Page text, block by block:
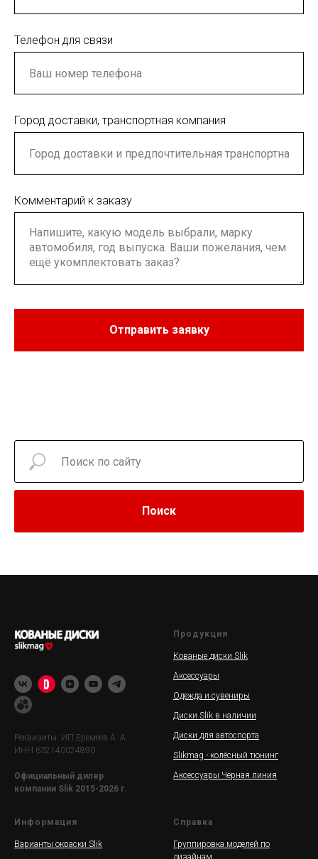
Телефон для связи
Город доставки, транспортная компания
Комментарий к заказу
Отправить заявку
Поиск
Реквизиты: ИП Еремеев А. А.
ИНН 632140024890
Официальный дилер
компании Slik 2015-2026 г.
Продукция
Кованые диски Slik
Аксессуары
Одежда и сувениры
Диски Slik в наличии
Диски для автоспорта
Slikmag - колёсный тюнинг
Аксессуары Чёрная линия
Информация
Варианты окраски Slik
Справка
Группировка моделей по
дизайнам